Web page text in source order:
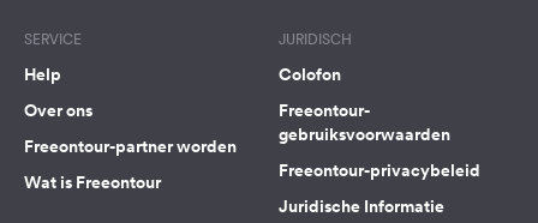
SERVICE
Help
Over ons
Freeontour-partner worden
Wat is Freeontour
JURIDISCH
Colofon
Freeontour-
gebruiksvoorwaarden
Freeontour-privacybeleid
Juridische Informatie